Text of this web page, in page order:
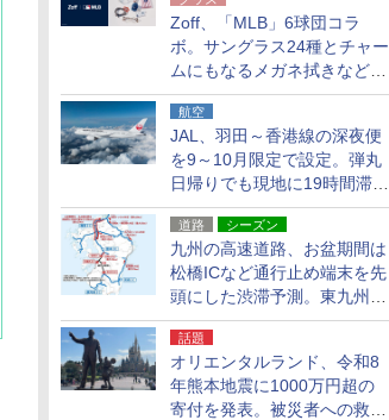
Zoff、「MLB」6球団コラ
ボ。サングラス24種とチャー
ムにもなるメガネ拭きなど雑
貨24種
航空
JAL、羽田～香港線の深夜便
を9～10月限定で設定。弾丸
日帰りでも現地に19時間滞在
できる
道路 シーズン
九州の高速道路、お盆期間は
松橋ICなど通行止め端末を先
頭にした渋滞予測。東九州道
への迂回は料金調整を実施
話題
オリエンタルランド、令和8
年熊本地震に1000万円超の
寄付を発表。被災者への救援